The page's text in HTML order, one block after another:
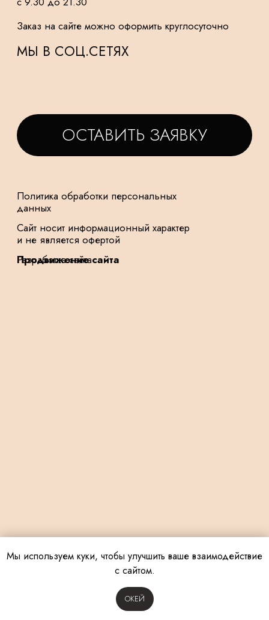
Мы используем куки, чтобы улучшить ваше взаимодействие
с сайтом.
OКЕЙ
Made on Tilda